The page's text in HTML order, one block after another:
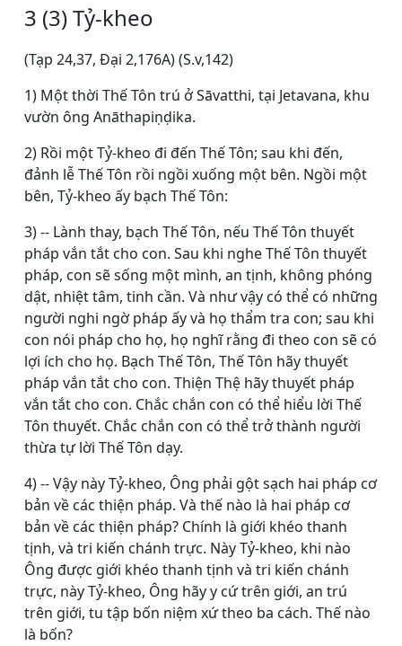
3 (3) Tỷ-kheo
(Tạp 24,37, Ðại 2,176A) (S.v,142)
1) Một thời Thế Tôn trú ở Sāvatthi, tại Jetavana, khu
vườn ông Anāthapiṇḍika.
2) Rồi một Tỷ-kheo đi đến Thế Tôn; sau khi đến,
đảnh lễ Thế Tôn rồi ngồi xuống một bên. Ngồi một
bên, Tỷ-kheo ấy bạch Thế Tôn:
3) -- Lành thay, bạch Thế Tôn, nếu Thế Tôn thuyết
pháp vắn tắt cho con. Sau khi nghe Thế Tôn thuyết
pháp, con sẽ sống một mình, an tịnh, không phóng
dật, nhiệt tâm, tinh cần. Và như vậy có thể có những
người nghi ngờ pháp ấy và họ thẩm tra con; sau khi
con nói pháp cho họ, họ nghĩ rằng đi theo con sẽ có
lợi ích cho họ. Bạch Thế Tôn, Thế Tôn hãy thuyết
pháp vắn tắt cho con. Thiện Thệ hãy thuyết pháp
vắn tắt cho con. Chắc chắn con có thể hiểu lời Thế
Tôn thuyết. Chắc chắn con có thể trở thành người
thừa tự lời Thế Tôn dạy.
4) -- Vậy này Tỷ-kheo, Ông phải gột sạch hai pháp cơ
bản về các thiện pháp. Và thế nào là hai pháp cơ
bản về các thiện pháp? Chính là giới khéo thanh
tịnh, và tri kiến chánh trực. Này Tỷ-kheo, khi nào
Ông được giới khéo thanh tịnh và tri kiến chánh
trực, này Tỷ-kheo, Ông hãy y cứ trên giới, an trú
trên giới, tu tập bốn niệm xứ theo ba cách. Thế nào
là bốn?